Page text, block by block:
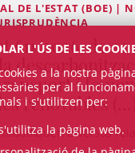
DE L'ESTAT (BOE) |
611/2026, de 22
i
renovables (...)
modifiquen diversos
L'ÚS DE LES
a la nostra
per al
i s'utilitzen per:
la pàgina web.